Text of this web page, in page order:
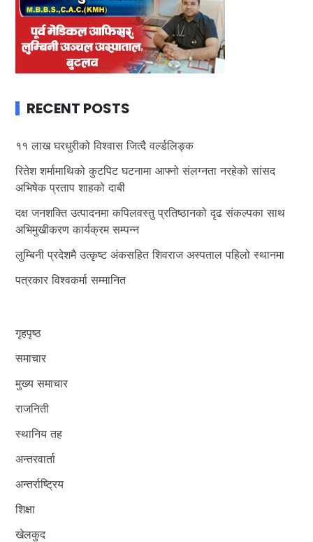
RECENT POSTS
११ लाख घरधुरीको विश्वास जित्दै वर्ल्डलिङ्क
रितेश शर्मामाथिको कुटपिट घटनामा आफ्नो संलग्नता नरहेको सांसद
अभिषेक प्रताप शाहको दाबी
दक्ष जनशक्ति उत्पादनमा कपिलवस्तु प्रतिष्ठानको दृढ संकल्पका साथ
अभिमुखीकरण कार्यक्रम सम्पन्न
लुम्बिनी प्रदेशमै उत्कृष्ट अंकसहित शिवराज अस्पताल पहिलो स्थानमा
पत्रकार विश्वकर्मा सम्मानित
गृहपृष्ठ
समाचार
मुख्य समाचार
राजनिती
स्थानिय तह
अन्तरवार्ता
अन्तर्राष्ट्रिय
शिक्षा
खेलकुद